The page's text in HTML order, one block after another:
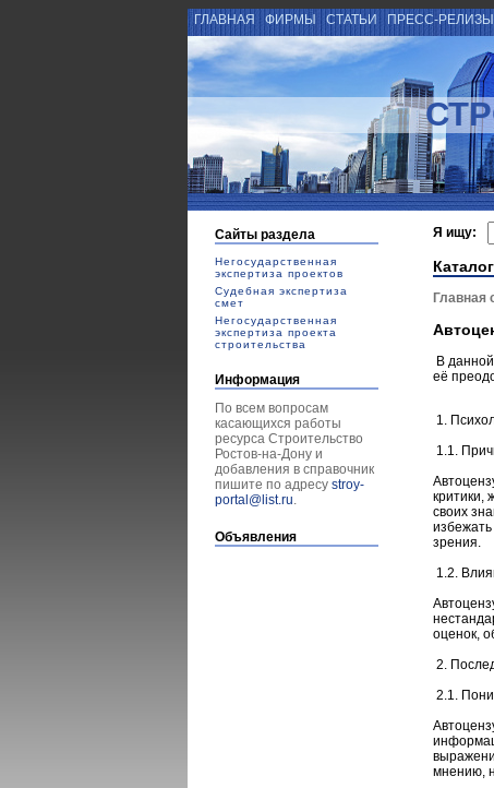
ГЛАВНАЯ ФИРМЫ СТАТЬИ ПРЕСС-РЕЛИЗЫ
Сайты раздела
Негосударственная
экспертиза проектов
Судебная экспертиза
смет
Негосударственная
экспертиза проекта
строительства
Информация
По всем вопросам
касающихся работы
ресурса Строительство
Ростов-на-Дону и
добавления в справочник
пишите по адресу stroy-
portal@list.ru.
Объявления
Я ищу:
Главная
В
её
1.
1.1.
критики,
своих
зрения.
1.2.
оценок,
2.
2.1.
мнению,